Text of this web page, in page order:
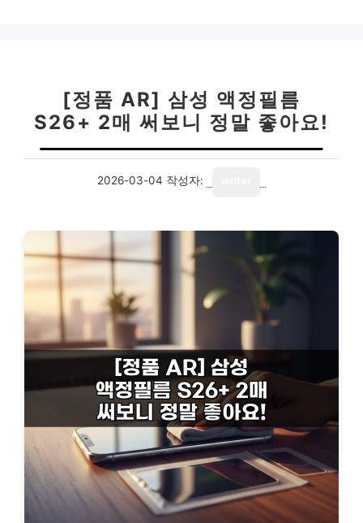
[정품 AR] 삼성 액정필름
S26+ 2매 써보니 정말 좋아요!
2026-03-04 작성자: